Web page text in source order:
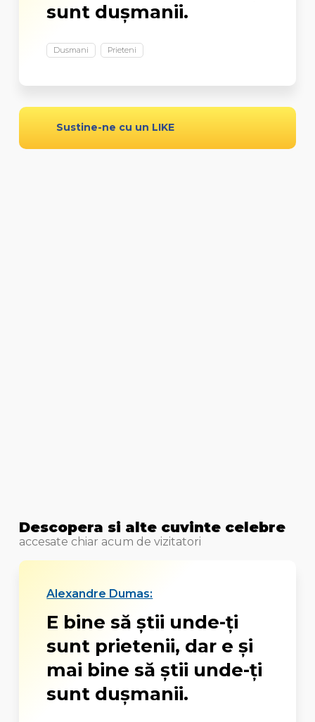
sunt dușmanii.
Dusmani Prieteni
Sustine-ne cu un LIKE
Descopera si alte cuvinte celebre
accesate chiar acum de vizitatori
Alexandre Dumas:
E bine să știi unde-ți
sunt prietenii, dar e și
mai bine să știi unde-ți
sunt dușmanii.